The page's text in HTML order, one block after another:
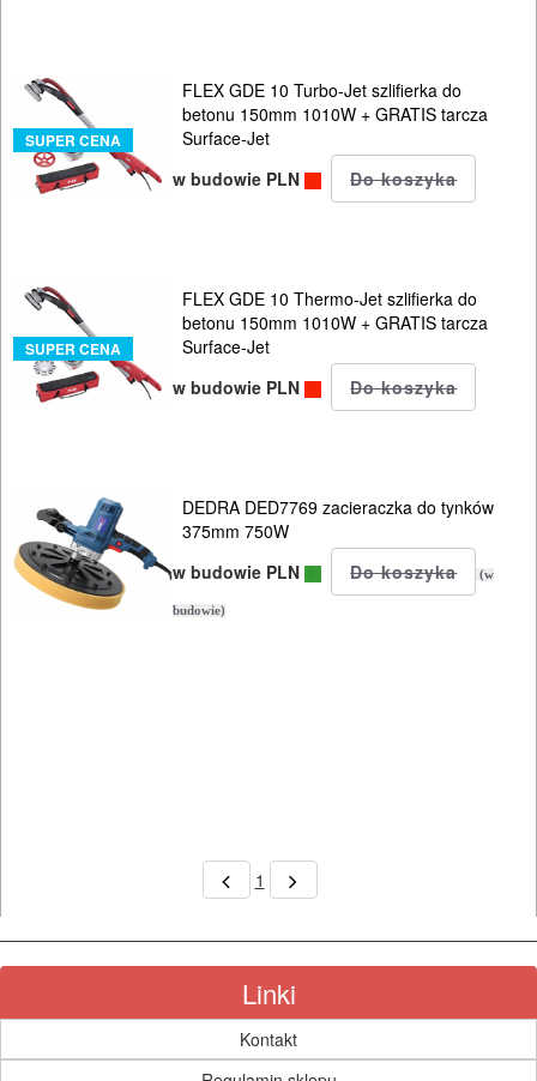
HYDRAULICZNE
NARZĘDZIA
INSTALACYJNE,
PNEUMATYCZNE
AKCESORIA
KOMPRESORY
NARZĘDZIA
URZĄDZENIA
ROZRUCHOWE
PROSTOWNIKI
SPRZĘT
OGRODNICZE
SUPER CENA
FLEX GDE 10 Turbo-Jet szlifierka do
betonu 150mm 1010W + GRATIS tarcza
Surface-Jet
w budowie PLN
SUPER CENA
FLEX GDE 10 Thermo-Jet szlifierka do
betonu 150mm 1010W + GRATIS tarcza
Surface-Jet
w budowie PLN
DEDRA DED7769 zacieraczka do tynków
375mm 750W
w budowie PLN
(w
budowie)
1
Linki
Kontakt